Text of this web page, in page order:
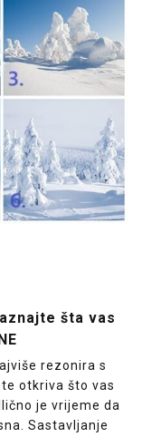
šta vas
rezonira s
otkriva što vas
je vrijeme da
Sastavljanje